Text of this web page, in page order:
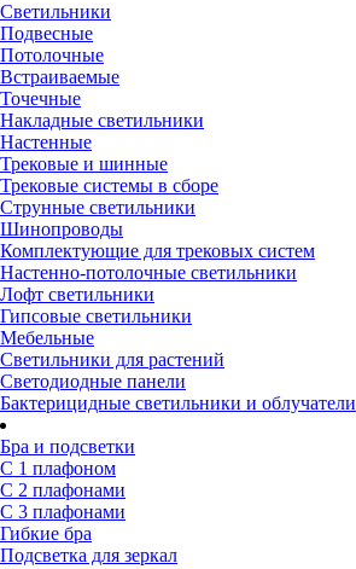
Светильники
Подвесные
Потолочные
Встраиваемые
Точечные
Накладные светильники
Настенные
Трековые и шинные
Трековые системы в сборе
Струнные светильники
Шинопроводы
Комплектующие для трековых систем
Настенно-потолочные светильники
Лофт светильники
Гипсовые светильники
Мебельные
Светильники для растений
Светодиодные панели
Бактерицидные светильники и облучатели
Бра и подсветки
С 1 плафоном
С 2 плафонами
С 3 плафонами
Гибкие бра
Подсветка для зеркал